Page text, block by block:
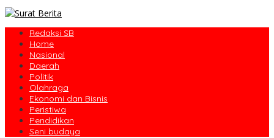
Redaksi SB
Home
Nasional
Daerah
Politik
Olahraga
Ekonomi dan Bisnis
Peristiwa
Pendidikan
Seni budaya